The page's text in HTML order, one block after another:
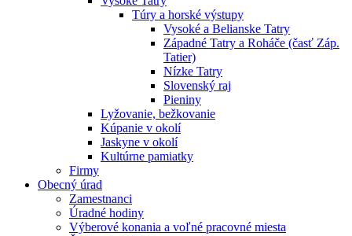
Túry a horské výstupy
Vysoké a Belianske Tatry
Západné Tatry a Roháče (časť Záp.
Tatier)
Nízke Tatry
Slovenský raj
Pieniny
Lyžovanie, bežkovanie
Kúpanie v okolí
Jaskyne v okolí
Kultúrne pamiatky
Firmy
Obecný úrad
Zamestnanci
Úradné hodiny
Výberové konania a voľné pracovné miesta